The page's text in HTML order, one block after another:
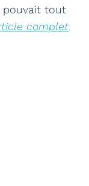
pouvait tout
complet